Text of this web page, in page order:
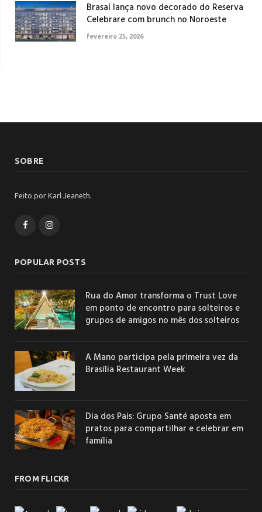
Brasal lança novo decorado do Reserva
Celebrare com brunch no Noroeste
fevereiro 25, 2026
SOBRE
Feito por Karl Jeaneth.
FacebookInstagram
POPULAR POSTS
Rua do Amor transforma o Trust Love
em ponto de encontro para solteiros e
grupos de amigos no mês dos solteiros
A Mano participa pela primeira vez da
Brasília Restaurant Week
Dia dos Pais: Grupo Santé aposta em
pratos para compartilhar e celebrar em
família
FROM FLICKR